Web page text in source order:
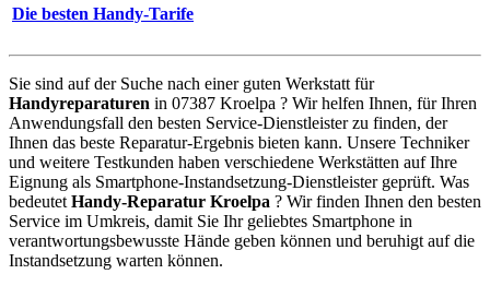
Die besten Handy-Tarife
Sie sind auf der Suche nach einer guten Werkstatt für
Handyreparaturen in 07387 Kroelpa ? Wir helfen Ihnen, für Ihren
Anwendungsfall den besten Service-Dienstleister zu finden, der
Ihnen das beste Reparatur-Ergebnis bieten kann. Unsere Techniker
und weitere Testkunden haben verschiedene Werkstätten auf Ihre
Eignung als Smartphone-Instandsetzung-Dienstleister geprüft. Was
bedeutet Handy-Reparatur Kroelpa ? Wir finden Ihnen den besten
Service im Umkreis, damit Sie Ihr geliebtes Smartphone in
verantwortungsbewusste Hände geben können und beruhigt auf die
Instandsetzung warten können.